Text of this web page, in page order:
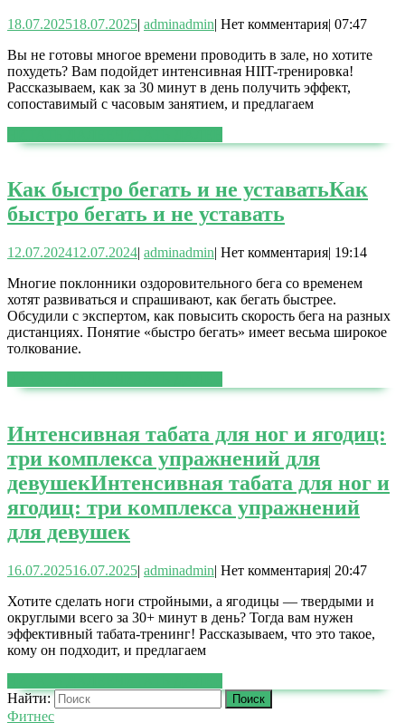
18.07.202518.07.2025| adminadmin| Нет комментария| 07:47
Вы не готовы многое времени проводить в зале, но хотите
похудеть? Вам подойдет интенсивная HIIT-тренировка!
Рассказываем, как за 30 минут в день получить эффект,
сопоставимый с часовым занятием, и предлагаем
Как быстро бегать и не уставатьКак
быстро бегать и не уставать
12.07.202412.07.2024| adminadmin| Нет комментария| 19:14
Многие поклонники оздоровительного бега со временем
хотят развиваться и спрашивают, как бегать быстрее.
Обсудили с экспертом, как повысить скорость бега на разных
дистанциях. Понятие «быстро бегать» имеет весьма широкое
толкование.
Интенсивная табата для ног и ягодиц:
три комплекса упражнений для
девушекИнтенсивная табата для ног и
ягодиц: три комплекса упражнений
для девушек
16.07.202516.07.2025| adminadmin| Нет комментария| 20:47
Хотите сделать ноги стройными, а ягодицы — твердыми и
округлыми всего за 30+ минут в день? Тогда вам нужен
эффективный табата-тренинг! Рассказываем, что это такое,
кому он подходит, и предлагаем
Найти:
Фитнес